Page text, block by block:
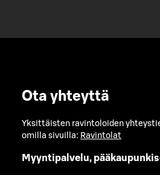
Ota yhteyttä
Yksittäisten ravintoloiden
omilla sivuilla: Ravintolat
Myyntipalvelu,